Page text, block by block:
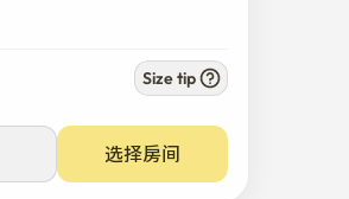
Size tip
选择房间